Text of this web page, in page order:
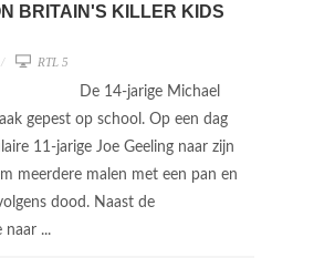
BRITAIN'S KILLER KIDS
RTL 5
De 14-jarige Michael
gepest op school. Op een dag
11-jarige Joe Geeling naar zijn
meerdere malen met een pan en
dood. Naast de
naar ...